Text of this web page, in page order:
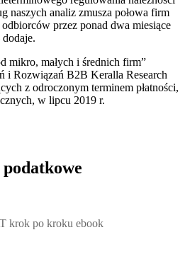
naszych analiz zmusza połowa firm
przez ponad dwa miesiące
mikro, małych i średnich firm”
i Rozwiązań B2B Keralla Research
z odroczonym terminem płatności,
w lipcu 2019 r.
po kroku ebook, Patrycja Kubiesa -
krok po kroku ebook